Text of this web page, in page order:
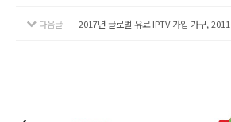
다음글